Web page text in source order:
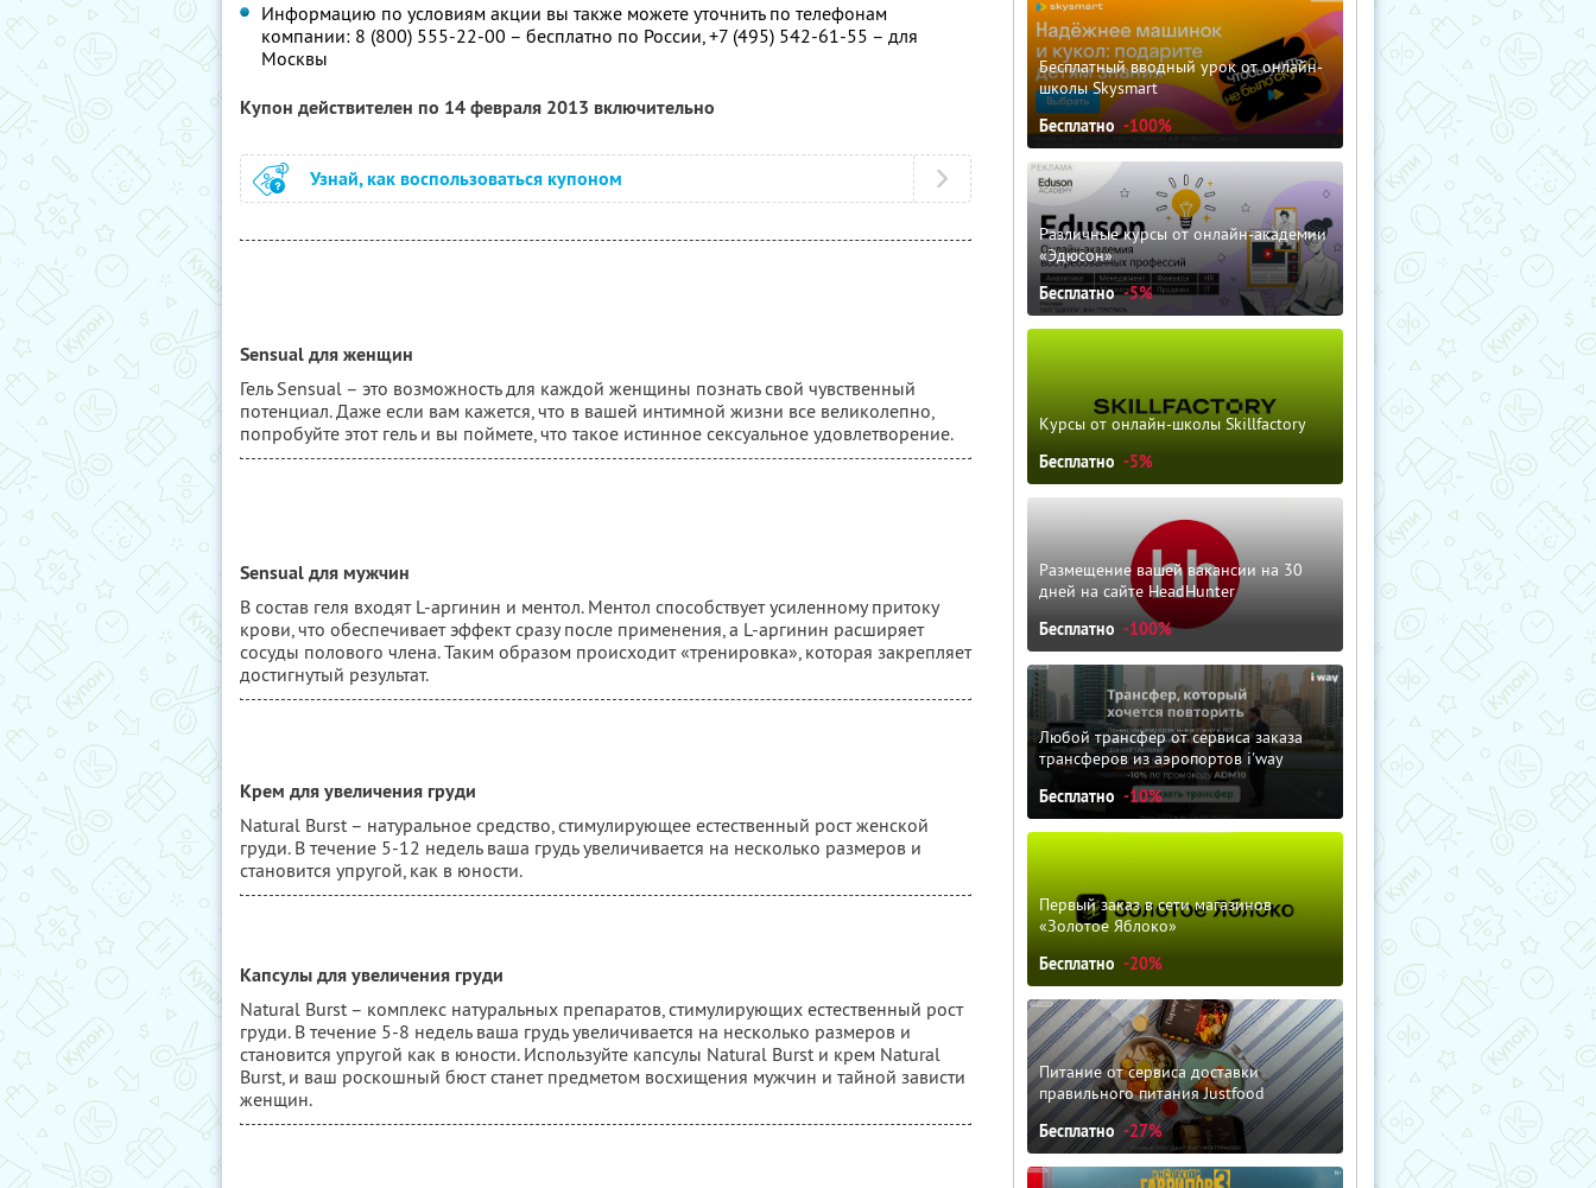
Информацию по условиям акции вы также можете уточнить по телефонам
компании: 8 (800) 555-22-00 – бесплатно по России, +7 (495) 542-61-55 – для
Москвы
Купон действителен по 14 февраля 2013 включительно
Узнай, как воспользоваться купоном
Sensual для женщин
Гель Sensual – это возможность для каждой женщины познать свой чувственный
потенциал. Даже если вам кажется, что в вашей интимной жизни все великолепно,
попробуйте этот гель и вы поймете, что такое истинное сексуальное удовлетворение.
Sensual для мужчин
В состав геля входят L-аргинин и ментол. Ментол способствует усиленному притоку
крови, что обеспечивает эффект сразу после применения, а L-аргинин расширяет
сосуды полового члена. Таким образом происходит «тренировка», которая закрепляет
достигнутый результат.
Крем для увеличения груди
Natural Burst – натуральное средство, стимулирующее естественный рост женской
груди. В течение 5-12 недель ваша грудь увеличивается на несколько размеров и
становится упругой, как в юности.
Капсулы для увеличения груди
Natural Burst – комплекс натуральных препаратов, стимулирующих естественный рост
груди. В течение 5-8 недель ваша грудь увеличивается на несколько размеров и
становится упругой как в юности. Используйте капсулы Natural Burst и крем Natural
Burst, и ваш роскошный бюст станет предметом восхищения мужчин и тайной зависти
женщин.
Бесплатный вводный урок от онлайн-
школы Skysmart
Бесплатно -100%
Различные курсы от онлайн-академии
«Эдюсон»
Бесплатно -5%
Курсы от онлайн-школы Skillfactory
Бесплатно -5%
Размещение вашей вакансии на 30
дней на сайте HeadHunter
Бесплатно -100%
Любой трансфер от сервиса заказа
трансферов из аэропортов i'way
Бесплатно -10%
Первый заказ в сети магазинов
«Золотое Яблоко»
Бесплатно -20%
Питание от сервиса доставки
правильного питания Justfood
Бесплатно -27%